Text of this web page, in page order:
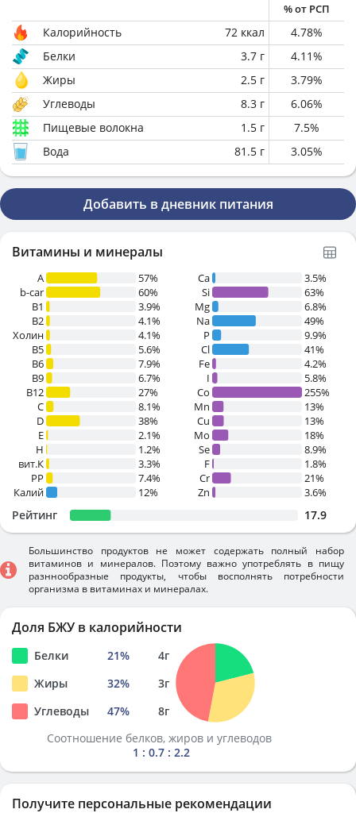
% от РСП
Калорийность 72 ккал 4.78%
Белки
3.7 г 4.11%
Жиры
2.5 г 3.79%
Углеводы
8.3 г 6.06%
Пищевые волокна
1.5 г 7.5%
Вода
81.5 г 3.05%
Добавить в дневник питания
Витамины и минералы
A
57%
b-car
60%
В1
3.9%
B2
4.1%
Холин
4.1%
B5
5.6%
B6
7.9%
B9
6.7%
B12
27%
C
8.1%
D
38%
E
2.1%
H
1.2%
вит.К
3.3%
PP
7.4%
Калий
12%
Ca
3.5%
Si
63%
Mg
6.8%
Na
49%
P
9.9%
Cl
41%
Fe
4.2%
I
5.8%
Co
255%
Mn
13%
Cu
13%
Mo
18%
Se
8.9%
F
1.8%
Cr
21%
Zn
3.6%
Рейтинг 17.9
Большинство продуктов не может содержать полный набор
витаминов и минералов. Поэтому важно употреблять в пищу
разннообразные продукты, чтобы восполнять потребности
организма в витаминах и минералах.
Доля БЖУ в калорийности
Белки 21% 4г
Жиры
32% 3г
Углеводы
47% 8г
Соотношение белков, жиров и углеводов
1 : 0.7 : 2.2
Получите персональные рекомендации